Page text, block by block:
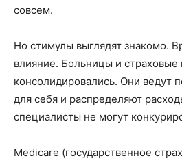
совсем.
Но стимулы выглядят знакомо.
влияние. Больницы и страховые
консолидировались. Они ведут
для себя и распределяют
специалисты не могут
Medicare (государственное